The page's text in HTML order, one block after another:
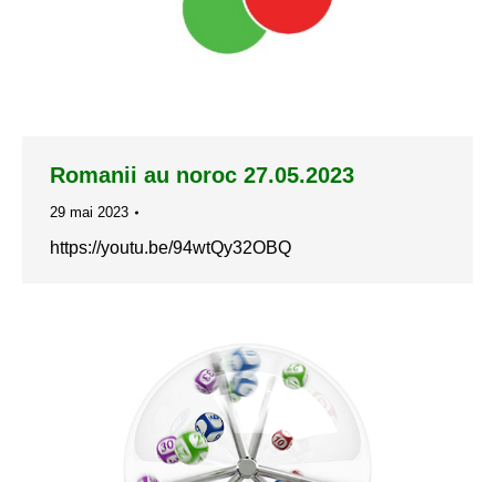
Romanii au noroc 27.05.2023
29 mai 2023
https://youtu.be/94wtQy32OBQ